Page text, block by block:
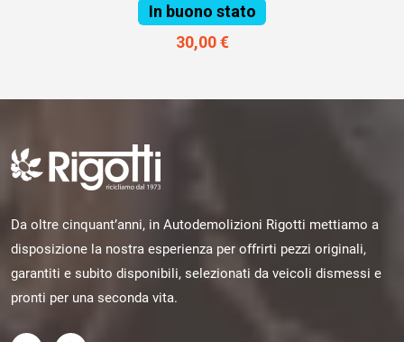
In buono stato
30,00 €
Da oltre cinquant’anni, in Autodemolizioni Rigotti mettiamo a
disposizione la nostra esperienza per offrirti pezzi originali,
garantiti e subito disponibili, selezionati da veicoli dismessi e
pronti per una seconda vita.